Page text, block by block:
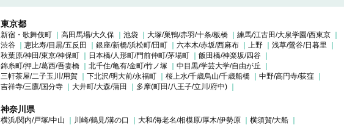
東京都
新宿・歌舞伎町 高田馬場/大久保 池袋 大塚/巣鴨/赤羽/十条/板橋
練馬/江古田/大泉学園/西東京
渋谷
恵比寿/目黒/五反田 銀座/新橋/浜松町/田町 六本木/赤坂/西麻布 上野
浅草/鶯谷/日暮里
秋葉原/神田/東京/神保町
日本橋/人形町/門前仲町/茅場町
飯田橋/神楽坂/四谷
錦糸町/押上/葛西/吾妻橋
北千住/亀有/金町/竹ノ塚
中目黒/学芸大学/自由が丘
三軒茶屋/二子玉川/用賀
下北沢/明大前/永福町 桜上水/千歳烏山/千歳船橋
中野/高円寺/荻窪
吉祥寺/三鷹/国分寺
大井町/大森/蒲田 多摩(町田/八王子/立川/府中)
神奈川県
横浜/関内/戸塚/中山 川崎/鶴見/溝の口 大和/海老名/相模原/厚木/伊勢原
横須賀/大船